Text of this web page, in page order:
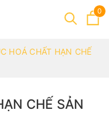
0
HOÁ CHẤT HẠN CHẾ
CHẾ SẢN